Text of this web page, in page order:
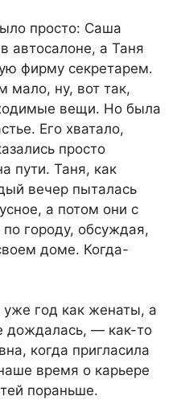
просто: Саша
автосалоне, а Таня
фирму секретарем.
мало, ну, вот так,
вещи. Но была
Его хватало,
просто
пути. Таня, как
вечер пыталась
а потом они с
городу, обсуждая,
доме. Когда-
год как женаты, а
дождалась, — как-то
когда пригласила
время о карьере
пораньше.